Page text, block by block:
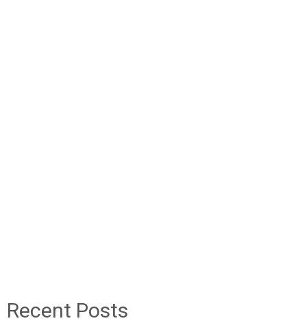
Recent Posts